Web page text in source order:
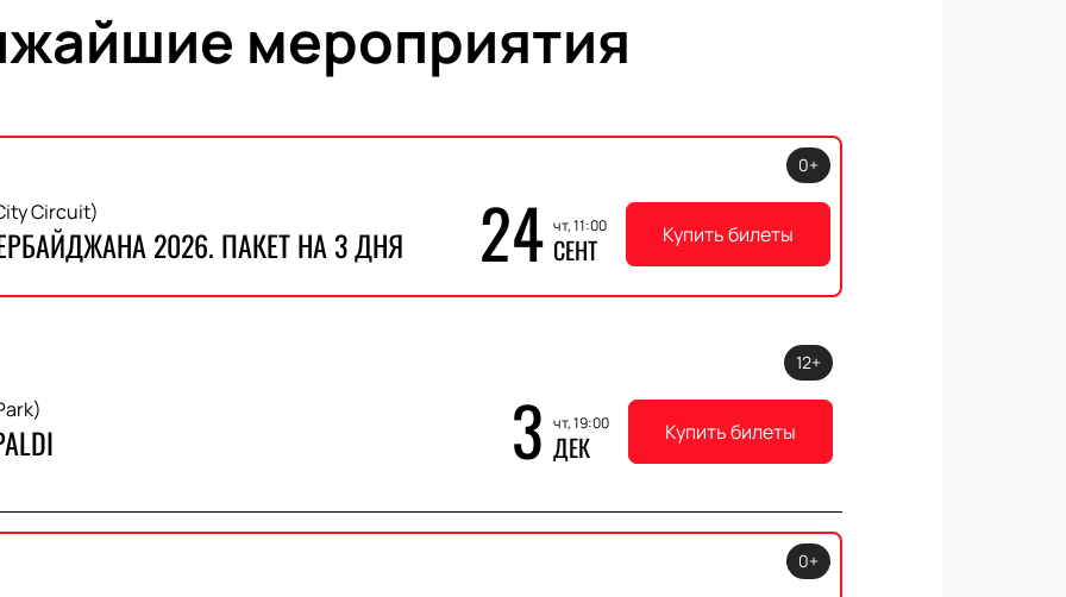
мероприятия
Circuit)
2026. ПАКЕТ НА 3 ДНЯ 24 чт, 11:00
СЕНТ
0+
Купить билеты
3 чт, 19:00
ДЕК
12+
Купить билеты
0+